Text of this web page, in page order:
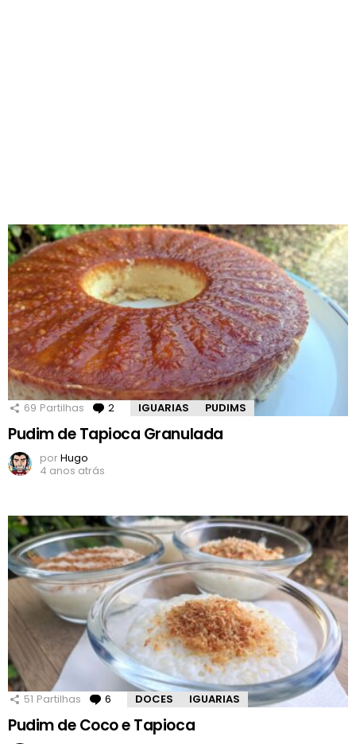
69 Partilhas 2 Comentários
IGUARIAS PUDIMS
Pudim de Tapioca Granulada
porHugo
4 anos atrás
51 Partilhas 6 Comentários
DOCES IGUARIAS
Pudim de Coco e Tapioca